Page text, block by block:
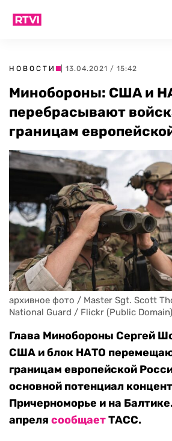
НОВОСТИ | 13.04.2021 / 15:42
Минобороны: США и
перебрасывают
границам
архивное фото / Master Sgt. Scott
National Guard / Flickr (Public Domain)
Глава Минобороны Сергей
США и блок НАТО
границам европейской
основной потенциал
Причерноморье и на
апреля сообщаетТАСС.